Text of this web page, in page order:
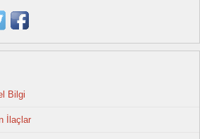
Bilgi
İlaçlar